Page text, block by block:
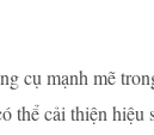
cụ mạnh mẽ
thể cải thiện hiệu